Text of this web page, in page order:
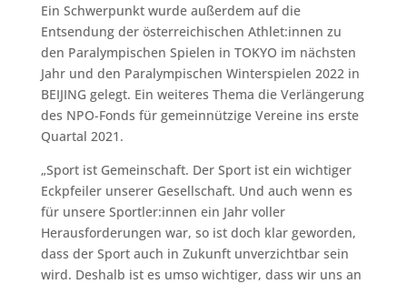
Ein Schwerpunkt wurde außerdem auf die
Entsendung der österreichischen Athlet:innen zu
den Paralympischen Spielen in TOKYO im nächsten
Jahr und den Paralympischen Winterspielen 2022 in
BEIJING gelegt. Ein weiteres Thema die Verlängerung
des NPO-Fonds für gemeinnützige Vereine ins erste
Quartal 2021.
„Sport ist Gemeinschaft. Der Sport ist ein wichtiger
Eckpfeiler unserer Gesellschaft. Und auch wenn es
für unsere Sportler:innen ein Jahr voller
Herausforderungen war, so ist doch klar geworden,
dass der Sport auch in Zukunft unverzichtbar sein
wird. Deshalb ist es umso wichtiger, dass wir uns an